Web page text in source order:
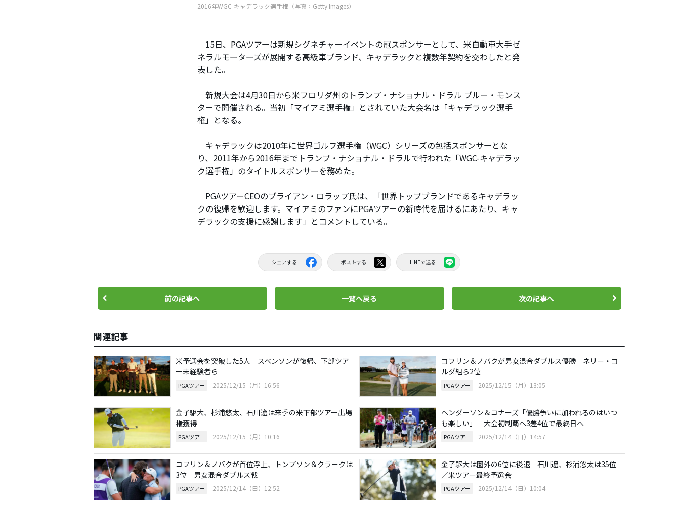
2016年WGC-キャデラック選手権（写真：Getty Images）
15日、PGAツアーは新規シグネチャーイベントの冠スポンサーとして、米自動車大手ゼ
ネラルモーターズが展開する高級車ブランド、キャデラックと複数年契約を交わしたと発
表した。
新規大会は4月30日から米フロリダ州のトランプ・ナショナル・ドラル ブルー・モンス
ターで開催される。当初「マイアミ選手権」とされていた大会名は「キャデラック選手
権」となる。
キャデラックは2010年に世界ゴルフ選手権（WGC）シリーズの包括スポンサーとな
り、2011年から2016年までトランプ・ナショナル・ドラルで行われた「WGC-キャデラッ
ク選手権」のタイトルスポンサーを務めた。
PGAツアーCEOのブライアン・ロラップ氏は、「世界トップブランドであるキャデラッ
クの復帰を歓迎します。マイアミのファンにPGAツアーの新時代を届けるにあたり、キャ
デラックの支援に感謝します」とコメントしている。
シェアする ポストする LINEで送る
前の記事へ 一覧へ戻る 次の記事へ
関連記事
米予選会を突破した5人 スベンソンが復帰、下部ツア
ー未経験者ら
PGAツアー 2025/12/15（月）16:56
コフリン＆ノバクが男女混合ダブルス優勝 ネリー・コ
ルダ組ら2位
PGAツアー 2025/12/15（月）13:05
金子駆大、杉浦悠太、石川遼は来季の米下部ツアー出場
権獲得
PGAツアー 2025/12/15（月）10:16
ヘンダーソン＆コナーズ「優勝争いに加われるのはいつ
も楽しい」 大会初制覇へ3差4位で最終日へ
PGAツアー 2025/12/14（日）14:57
コフリン＆ノバクが首位浮上、トンプソン＆クラークは
3位 男女混合ダブルス戦
PGAツアー 2025/12/14（日）12:52
金子駆大は圏外の6位に後退 石川遼、杉浦悠太は35位
／米ツアー最終予選会
PGAツアー 2025/12/14（日）10:04